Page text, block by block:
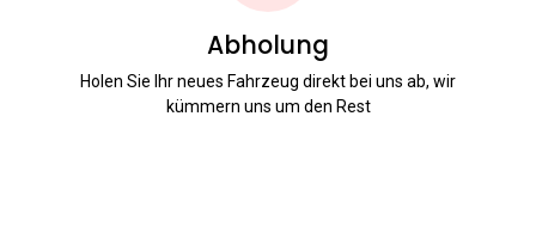
Abholung
Holen Sie Ihr neues Fahrzeug direkt bei uns ab, wir
kümmern uns um den Rest